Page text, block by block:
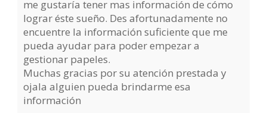
me gustaría tener mas información de cómo
lograr éste sueño. Des afortunadamente no
encuentre la información suficiente que me
pueda ayudar para poder empezar a
gestionar papeles.
Muchas gracias por su atención prestada y
ojala alguien pueda brindarme esa
información